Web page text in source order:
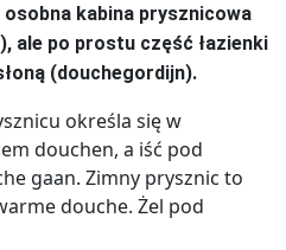
kabina prysznicowa
ale po prostu część łazienki
(douchegordijn).
określa się w
douchen, a iść pod
gaan. Zimny prysznic to
douche. Żel pod